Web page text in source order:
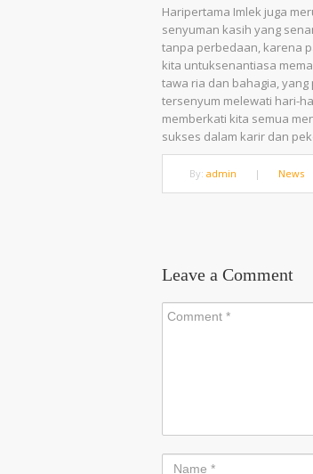
Haripertama Imlek juga
senyuman kasih yang
tanpa perbedaan, karena
kita untuksenantiasa
tawa ria dan bahagia,
tersenyum melewati hari-
memberkati kita semua
sukses dalam karir dan
By: admin | News
Leave a Comment